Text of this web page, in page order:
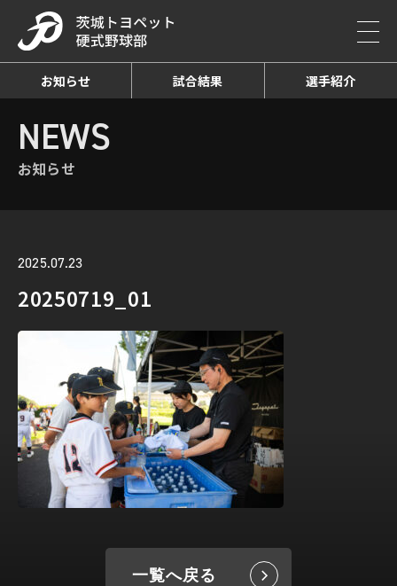
お知らせ 試合結果 選手紹介
HOME お知らせ詳細
NEWS
お知らせ
2025.07.23
20250719_01
一覧へ戻る